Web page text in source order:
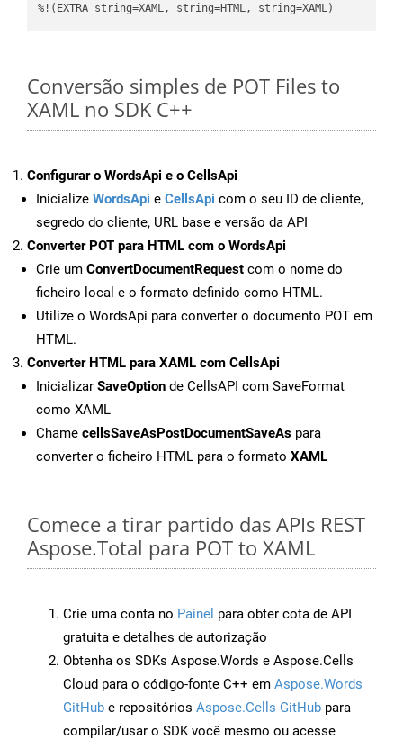
%!(EXTRA string=XAML, string=HTML, string=XAML)
Conversão simples de POT Files to
XAML no SDK C++
Configurar o WordsApi e o CellsApi
Inicialize WordsApi e CellsApi com o seu ID de cliente,
segredo do cliente, URL base e versão da API
Converter POT para HTML com o WordsApi
Crie um ConvertDocumentRequest com o nome do
ficheiro local e o formato definido como HTML.
Utilize o WordsApi para converter o documento POT em
HTML.
Converter HTML para XAML com CellsApi
Inicializar SaveOption de CellsAPI com SaveFormat
como XAML
Chame cellsSaveAsPostDocumentSaveAs para
converter o ficheiro HTML para o formato XAML
Comece a tirar partido das APIs REST
Aspose.Total para POT to XAML
Crie uma conta no Painel para obter cota de API
gratuita e detalhes de autorização
Obtenha os SDKs Aspose.Words e Aspose.Cells
Cloud para o código-fonte C++ em Aspose.Words
GitHub e repositórios Aspose.Cells GitHub para
compilar/usar o SDK você mesmo ou acesse